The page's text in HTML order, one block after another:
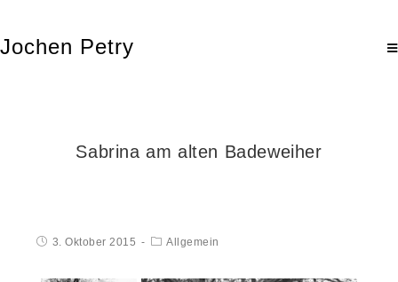
Jochen Petry
Sabrina am alten Badeweiher
3. Oktober 2015 Allgemein